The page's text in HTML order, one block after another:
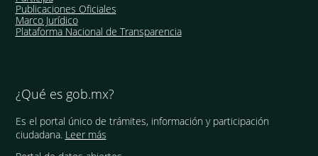
Publicaciones Oficiales
Marco Jurídico
Plataforma Nacional de Transparencia
¿Qué es gob.mx?
Es el portal único de trámites, información y participación
ciudadana. Leer más